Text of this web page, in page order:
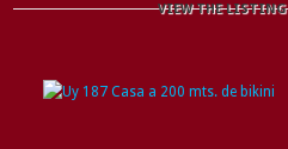
VIEW THE LISTING